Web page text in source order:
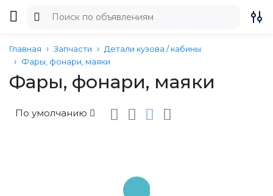
Главная Запчасти
Детали кузова / кабины
Фары, фонари, маяки
Фары, фонари, маяки
По умолчанию